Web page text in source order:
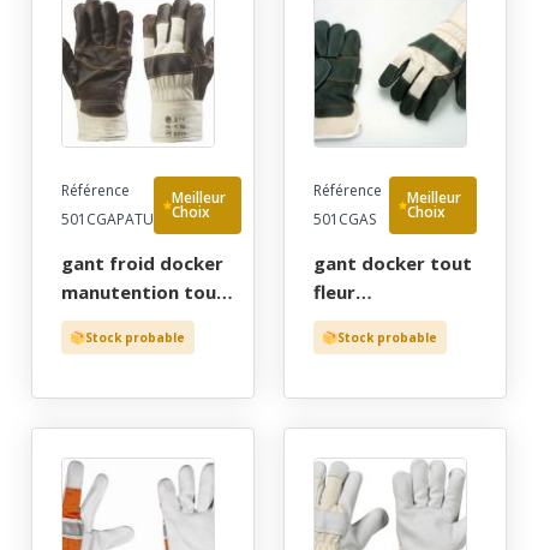
long 32 cm, t7 a
12
Référence
501CGAPATU
Meilleur
Choix
gant froid docker
manutention tout
fleur
d'ameublement
gants de
protection par
cher!
Stock probable
Référence
501CGAS
Meilleur
Choix
gant docker tout
fleur
d'ammeublement
doublee coton
protection par
cher!
Stock probable